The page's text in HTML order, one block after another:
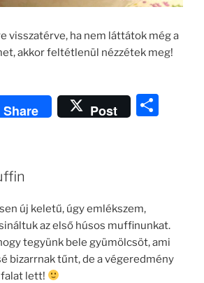
visszatérve, ha nem láttátok még a
akkor feltétlenül nézzétek meg!
Share Post
e
g
új keletű, úgy emlékszem,
az első húsos muffinunkat.
tegyünk bele gyümölcsöt, ami
bizarrnak tűnt, de a végeredmény
falat lett!